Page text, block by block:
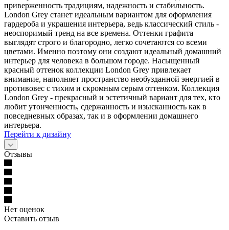
приверженность традициям, надежность и стабильность.
London Grey станет идеальным вариантом для оформления
гардероба и украшения интерьера, ведь классический стиль -
неоспоримый тренд на все времена. Оттенки графита
выглядят строго и благородно, легко сочетаются со всеми
цветами. Именно поэтому они создают идеальный домашний
интерьер для человека в большом городе. Насыщенный
красный оттенок коллекции London Grey привлекает
внимание, наполняет пространство необузданной энергией в
противовес с тихим и скромным серым оттенком. Коллекция
London Grey - прекрасный и эстетичный вариант для тех, кто
любит утонченность, сдержанность и изысканность как в
повседневных образах, так и в оформлении домашнего
интерьера.
Перейти к дизайну
Отзывы
Нет оценок
Оставить отзыв